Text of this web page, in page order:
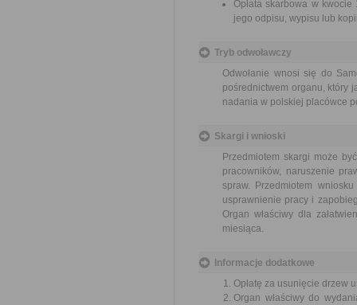
Opłata skarbowa w
jego odpisu, wypisu lub
Tryb odwoławczy
Odwołanie wnosi się do
pośrednictwem organu, który
nadania w polskiej placówce
Skargi i wnioski
Przedmiotem skargi może
pracowników, naruszenie
spraw. Przedmiotem
usprawnienie pracy i
Organ właściwy dla
miesiąca.
Informacje dodatkowe
Opłatę za usunięcie drzew
Organ właściwy do